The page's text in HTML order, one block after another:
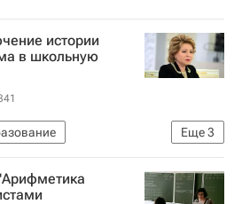
истории
в школьную
Еще3
Матвиенко